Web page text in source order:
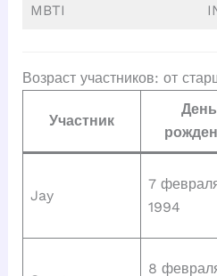
MBTI
Возраст участников: от
Участник
День
Jay
7
1994
8